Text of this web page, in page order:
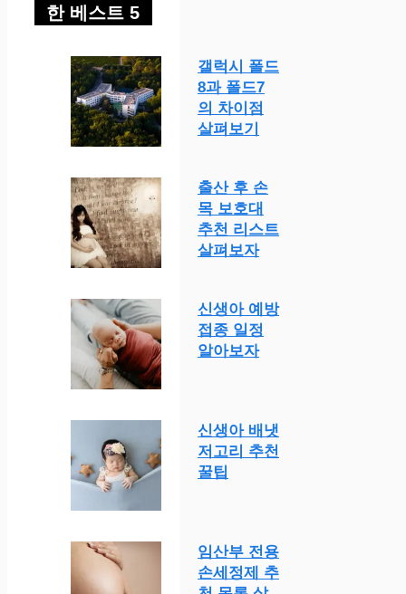
한 베스트 5
갤럭시 폴드
8과 폴드7
의 차이점
살펴보기
출산 후 손
목 보호대
추천 리스트
살펴보자
신생아 예방
접종 일정
알아보자
신생아 배냇
저고리 추천
꿀팁
임산부 전용
손세정제 추